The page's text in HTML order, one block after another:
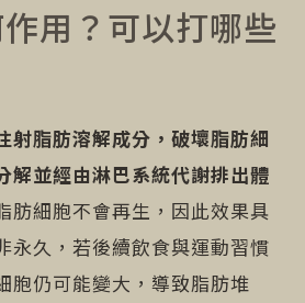
用？可以打哪些
射脂肪溶解成分，破壞脂肪細
解並經由淋巴系統代謝排出體
肪細胞不會再生，因此效果具
永久，若後續飲食與運動習慣
胞仍可能變大，導致脂肪堆